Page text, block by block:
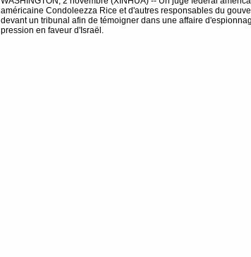
américaine Condoleezza Rice et d'autres responsables du
devant un tribunal afin de témoigner dans une affaire
pression en faveur d'Israël.